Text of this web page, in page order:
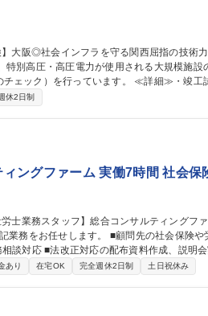
別高圧・高圧電力が使用される大規模施設
います。 ≪詳細≫・竣工試験：新しく
験で確認（接地抵抗測定・絶縁抵抗測定・絶
◎
休2日制
ングファーム 実働7時間 社会保
談対応 ■法改正対応の配布資料作成、説明
※給与計算業務は担当していただく予定はあ
あり 在宅OK 完全週休2日制 土日祝休み